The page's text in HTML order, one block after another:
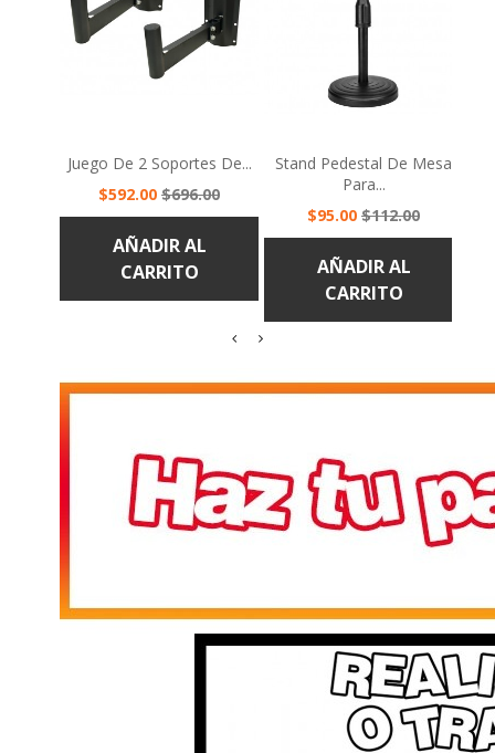
Precio
$592.00 Precio
base
$696.00
AÑADIR AL
CARRITO
Para...
Precio
$95.00 Precio
base
$112.00
AÑADIR AL
CARRITO